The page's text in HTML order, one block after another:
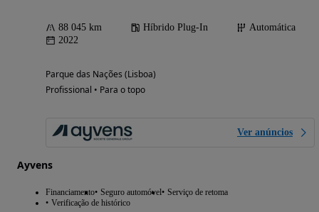
88 045 km Híbrido Plug-In
Automática
2022
Parque das Nações (Lisboa)
Profissional • Para o topo
Ver anúncios
Ayvens
Financiamento Seguro automóvel Serviço de retoma
Verificação de histórico